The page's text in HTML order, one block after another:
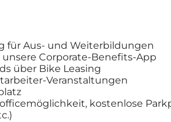
für Aus- und Weiterbildungen
Corporate-Benefits-App
über Bike Leasing
Veranstaltungen
kostenlose